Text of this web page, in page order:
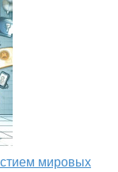
мировых